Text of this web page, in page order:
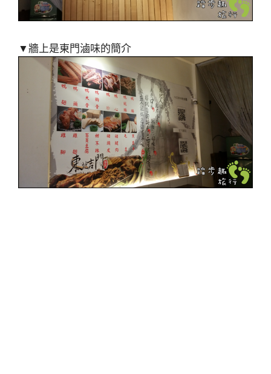
▼牆上是東門滷味的簡介